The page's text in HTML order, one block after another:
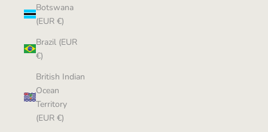
Botswana
(EUR €)
Brazil (EUR
€)
British Indian
Ocean
Territory
(EUR €)